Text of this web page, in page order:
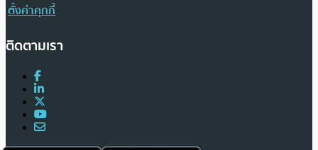
ตั้งค่าคุกกี้
ติดตามเรา